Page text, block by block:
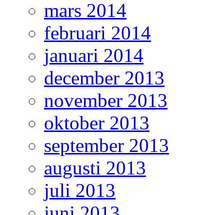
mars 2014
februari 2014
januari 2014
december 2013
november 2013
oktober 2013
september 2013
augusti 2013
juli 2013